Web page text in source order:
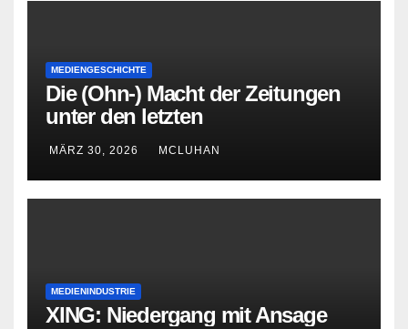
MEDIENGESCHICHTE
Die (Ohn-) Macht der Zeitungen
unter den letzten
Bourbonenkönigen
MÄRZ 30, 2026 MCLUHAN
MEDIENINDUSTRIE
XING: Niedergang mit Ansage